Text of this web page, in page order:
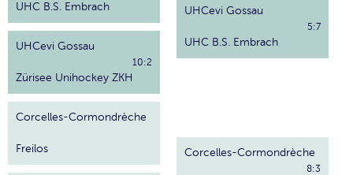
UHC B.S. Embrach
UHCevi Gossau
Zürisee Unihockey ZKH
10:2
Corcelles-Cormondrèche
Freilos
UHCevi Gossau
UHC B.S. Embrach
5:7
Corcelles-Cormondrèche
8:3